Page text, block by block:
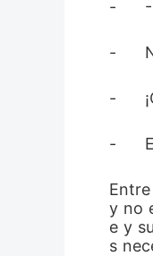
y no
e y
s